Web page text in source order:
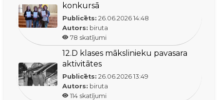
konkursā
Publicēts: 26.06.2026 14:48
Autors: biruta
78 skatījumi
12.D klases mākslinieku pavasara
aktivitātes
Publicēts: 26.06.2026 13:49
Autors: biruta
114 skatījumi